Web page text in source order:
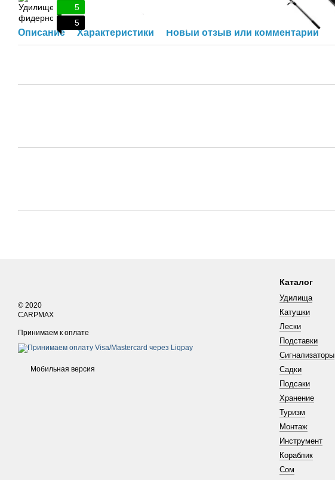
5
5
Описание Характеристики Новый отзыв или комментарий
© 2020
CARPMAX
Принимаем к оплате
Мобильная версия
Каталог
Удилища
Катушки
Лески
Подставки
Сигнализаторы
Садки
Подсаки
Хранение
Туризм
Монтаж
Инструмент
Кораблик
Сом